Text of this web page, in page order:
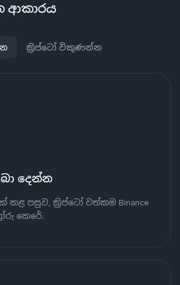
ආකාරය
ක්‍රිප්ටෝ විකුණන්න
දෙන්න
කළ පසුව, ක්‍රිප්ටෝ වත්කම Binance
කෙරේ.